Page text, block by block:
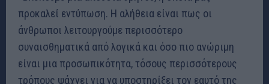
προκαλεί εντύπωση. Η αλήθεια είναι πως οι
άνθρωποι λειτουργούμε περισσότερο
συναισθηματικά από λογικά και όσο πιο ανώριμη
είναι μια προσωπικότητα, τόσους περισσότερους
τρόπους ψάχνει για να υποστηρίξει τον εαυτό της